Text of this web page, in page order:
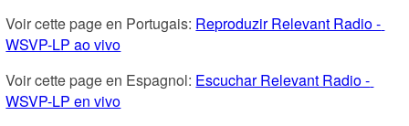
Voir cette page en Portugais: Reproduzir Relevant Radio -
WSVP-LP ao vivo
Voir cette page en Espagnol: Escuchar Relevant Radio -
WSVP-LP en vivo